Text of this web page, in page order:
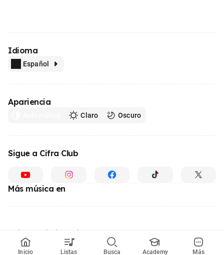
Inicio Listas Busca Academy Más
Idioma
Español
Apariencia
Claro Oscuro
Sigue a Cifra Club
Más música en
© 1996 - 2026, el mayor sitio web de educación musical de Latinoamérica